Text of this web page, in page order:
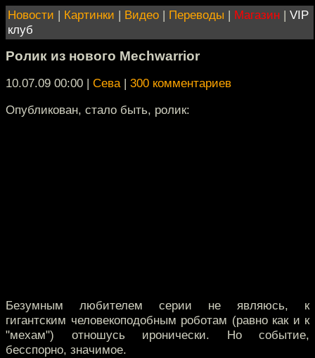
Новости | Картинки | Видео | Переводы | Магазин | VIP
клуб
Ролик из нового Mechwarrior
10.07.09 00:00 | Сева| 300 комментариев
Опубликован, стало быть, ролик:
Безумным любителем серии не являюсь, к
гигантским человекоподобным роботам (равно как и к
"мехам") отношусь иронически. Но событие,
бесспорно, значимое.